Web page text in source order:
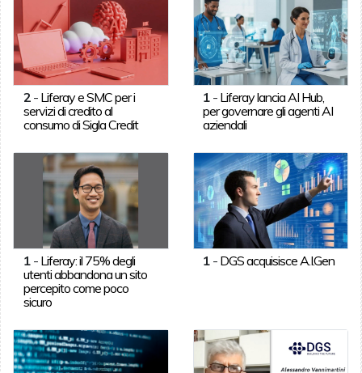
2- Liferay e SMC per i
servizi di credito al
consumo di Sigla Credit
1 - Liferay lancia AI Hub,
per governare gli agenti AI
aziendali
1- Liferay: il 75% degli
utenti abbandona un sito
percepito come poco
sicuro
1 - DGS acquisisce A.I.Gen